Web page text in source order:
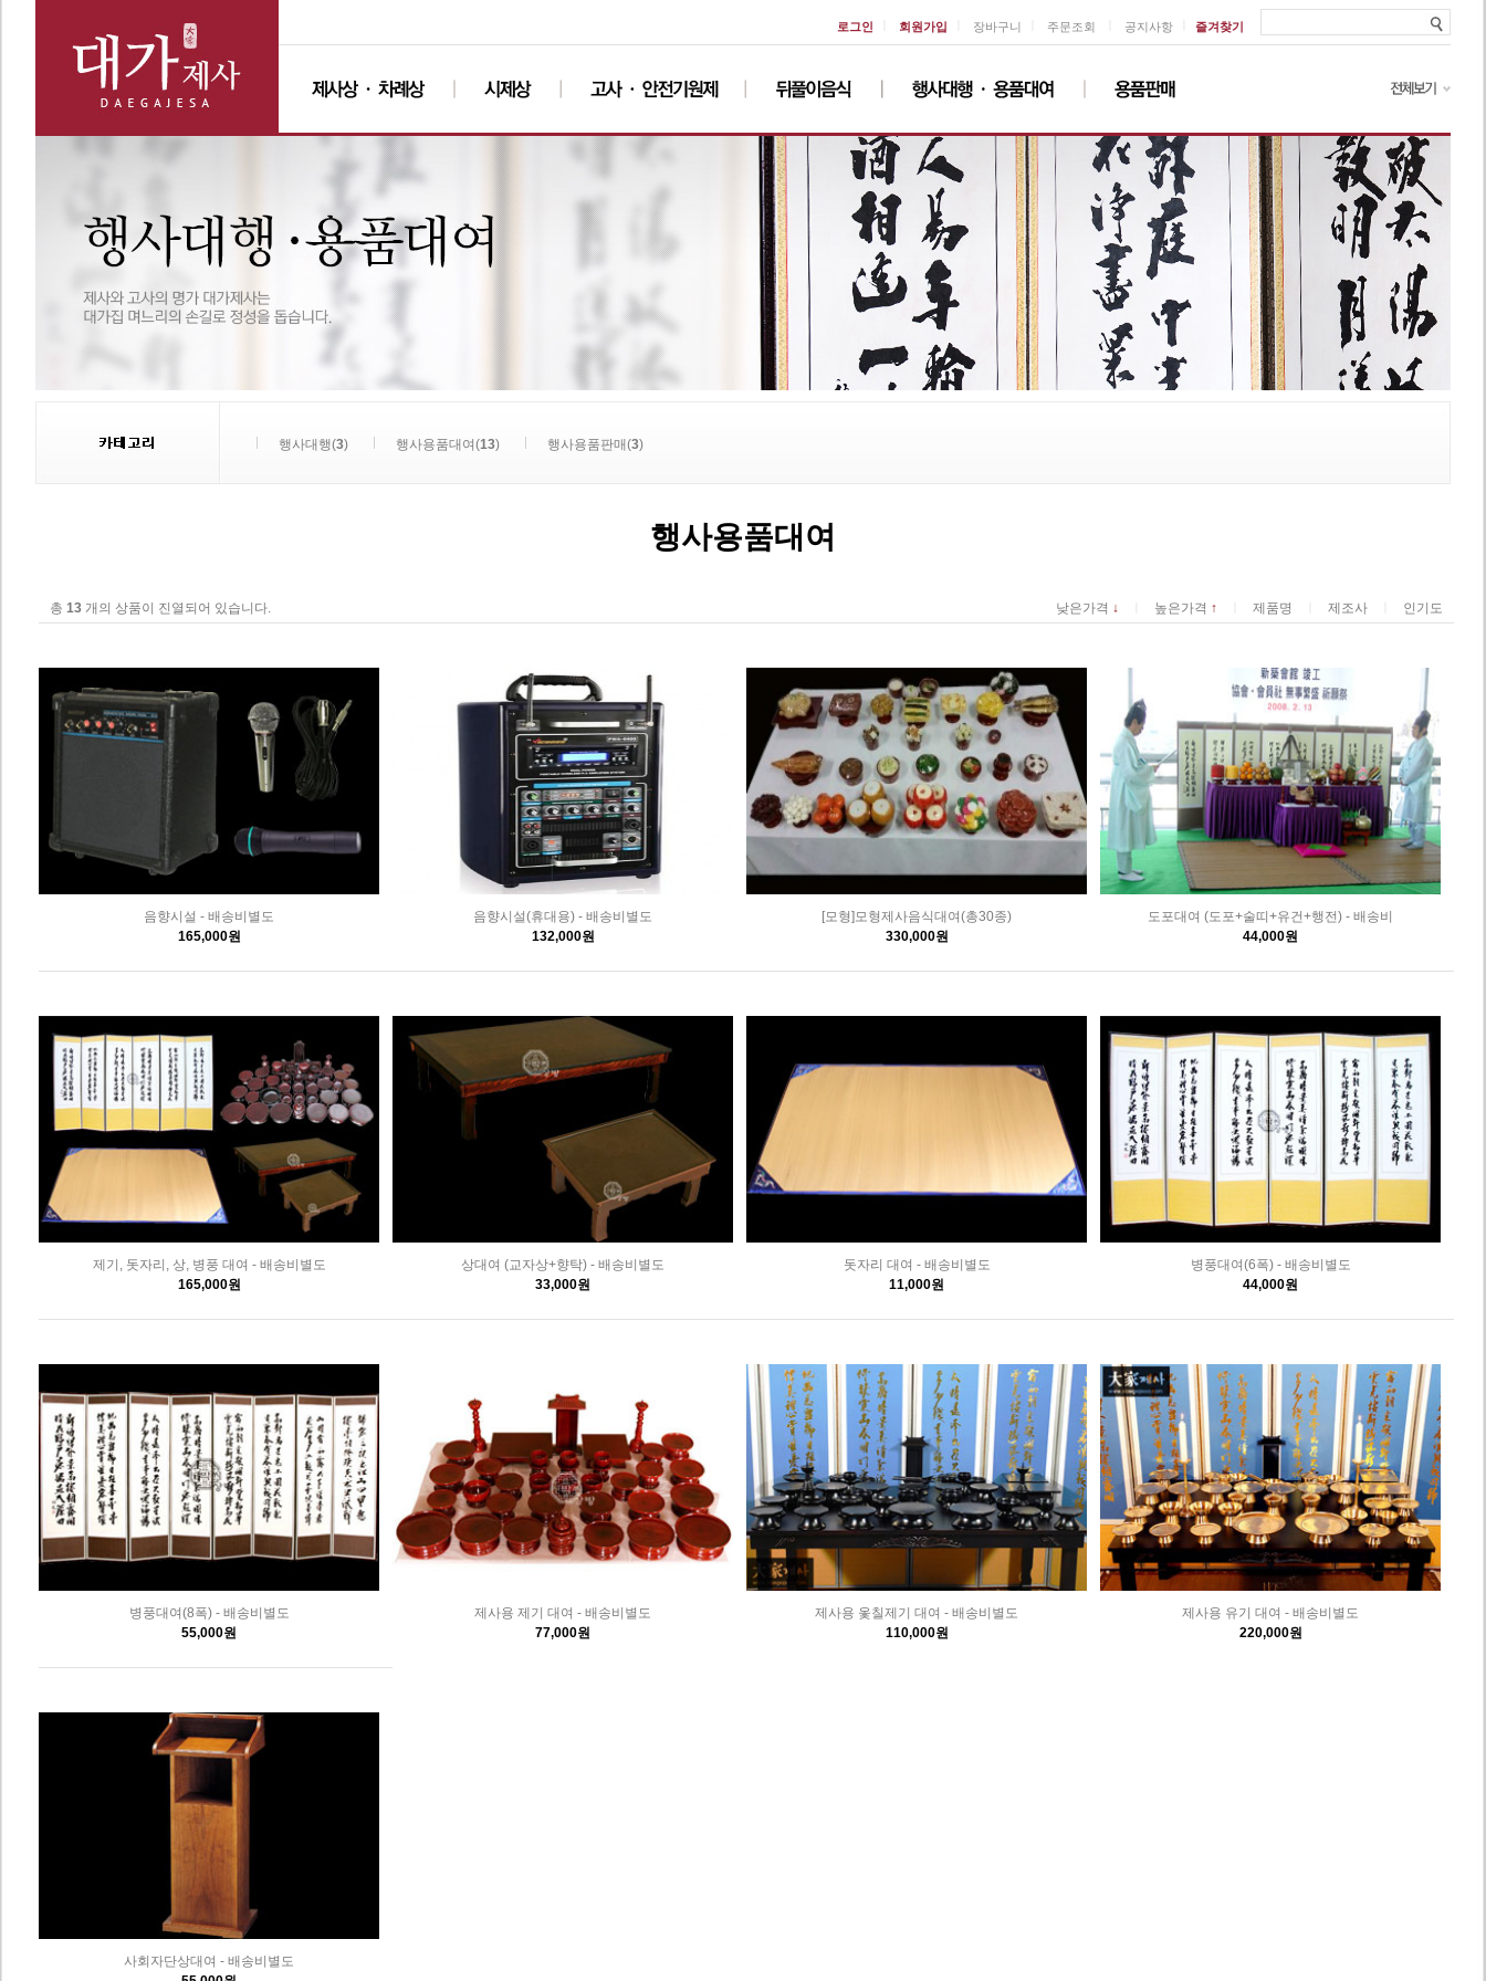
즐겨찾기
로그인 회원가입 장바구니 주문조회 공지사항
행사대행(3) 행사용품대여(13) 행사용품판매(3)
행사용품대여
총 13 개의 상품이 진열되어 있습니다. 낮은가격 ↓ 높은가격 ↑ 제품명 제조사 인기도
음향시설 - 배송비별도
165,000원
음향시설(휴대용) - 배송비별도
132,000원
[모형]모형제사음식대여(총30종)
330,000원
도포대여 (도포+술띠+유건+행전) - 배송비
44,000원
제기, 돗자리, 상, 병풍 대여 - 배송비별도
165,000원
상대여 (교자상+향탁) - 배송비별도
33,000원
돗자리 대여 - 배송비별도
11,000원
병풍대여(6폭) - 배송비별도
44,000원
병풍대여(8폭) - 배송비별도
55,000원
제사용 제기 대여 - 배송비별도
77,000원
제사용 옻칠제기 대여 - 배송비별도
110,000원
제사용 유기 대여 - 배송비별도
220,000원
사회자단상대여 - 배송비별도